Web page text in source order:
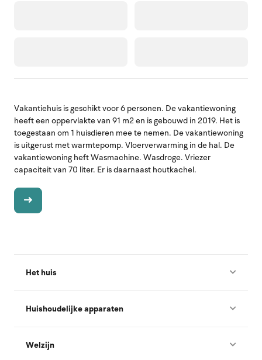
Vakantiehuis is geschikt voor 6 personen. De vakantiewoning
heeft een oppervlakte van 91 m2 en is gebouwd in 2019. Het is
toegestaan om 1 huisdieren mee te nemen. De vakantiewoning
is uitgerust met warmtepomp. Vloerverwarming in de hal. De
vakantiewoning heft Wasmachine. Wasdroge. Vriezer
capaciteit van 70 liter. Er is daarnaast houtkachel.
Het huis
Huishoudelijke apparaten
Welzijn